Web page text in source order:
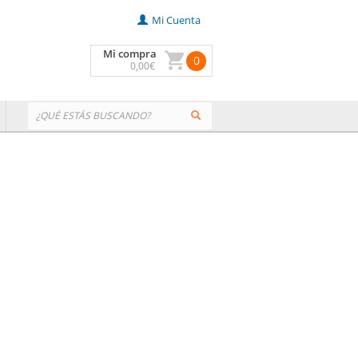
Mi Cuenta
Mi compra
0,00€ 0